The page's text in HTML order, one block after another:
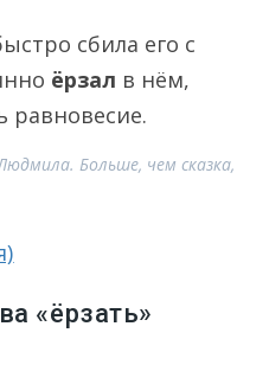
сбила его с
ёрзал в нём,
равновесие.
Больше, чем сказка,
«ёрзать»